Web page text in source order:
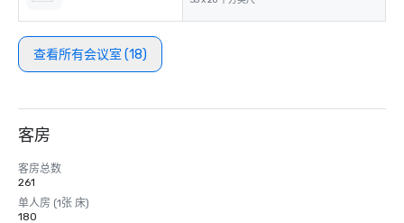
查看所有会议室 (18)
客房
客房总数
261
单人房 (1张 床)
180